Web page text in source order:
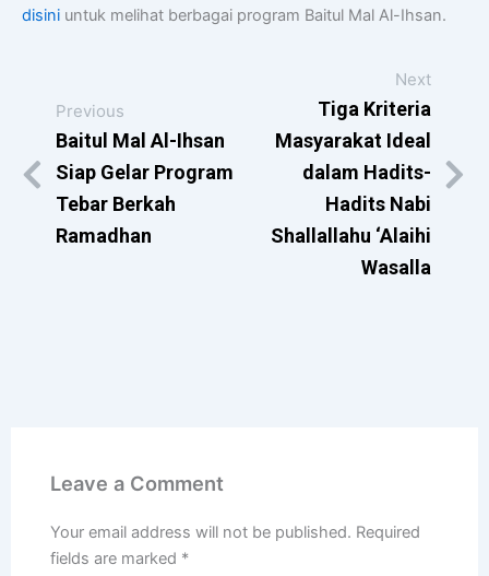
disini untuk melihat berbagai program Baitul Mal Al-Ihsan.
Previous
Baitul Mal Al-Ihsan
Siap Gelar Program
Tebar Berkah
Ramadhan
Next
Tiga Kriteria
Masyarakat Ideal
dalam Hadits-
Hadits Nabi
Shallallahu ‘Alaihi
Wasalla
Leave a Comment
Your email address will not be published. Required
fields are marked *